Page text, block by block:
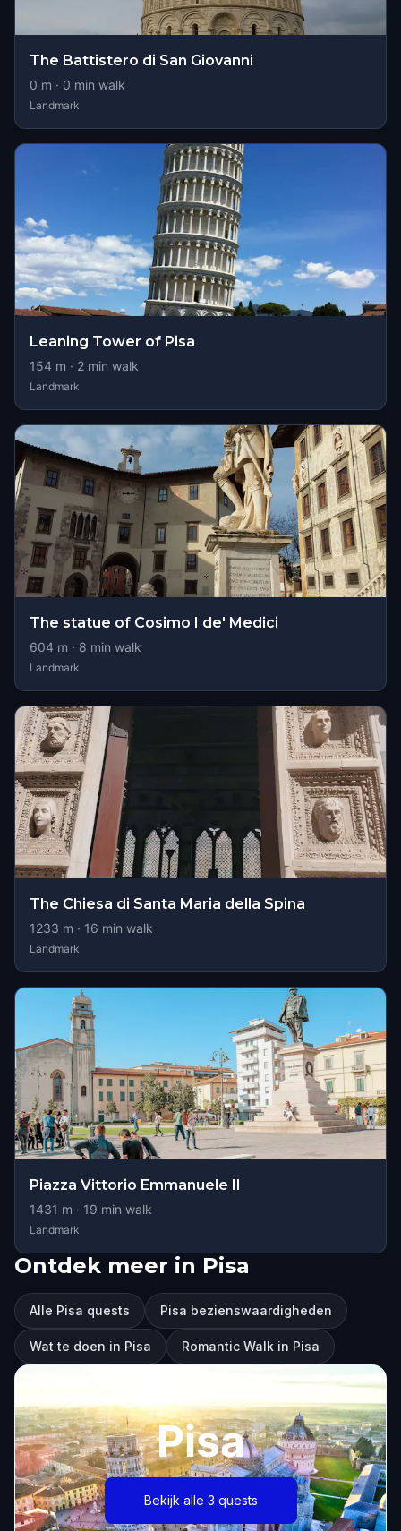
The Battistero di San Giovanni
0 m · 0 min walk
Landmark
Leaning Tower of Pisa
154 m · 2 min walk
Landmark
The statue of Cosimo I de' Medici
604 m · 8 min walk
Landmark
The Chiesa di Santa Maria della Spina
1233 m · 16 min walk
Landmark
Piazza Vittorio Emmanuele II
1431 m · 19 min walk
Landmark
Ontdek meer in Pisa
Alle Pisa quests Pisa bezienswaardigheden
Wat te doen in Pisa Romantic Walk in Pisa
Pisa
Bekijk alle 3 quests